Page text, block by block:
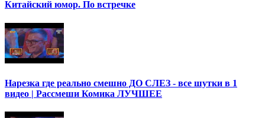
Китайский юмор. По встречке
Нарезка где реально смешно ДО СЛЕЗ - все шутки в 1
видео | Рассмеши Комика ЛУЧШЕЕ